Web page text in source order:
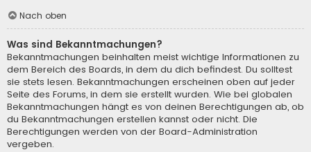
Nach oben
Was sind Bekanntmachungen?
Bekanntmachungen beinhalten meist wichtige Informationen zu
dem Bereich des Boards, in dem du dich befindest. Du solltest
sie stets lesen. Bekanntmachungen erscheinen oben auf jeder
Seite des Forums, in dem sie erstellt wurden. Wie bei globalen
Bekanntmachungen hängt es von deinen Berechtigungen ab, ob
du Bekanntmachungen erstellen kannst oder nicht. Die
Berechtigungen werden von der Board-Administration
vergeben.